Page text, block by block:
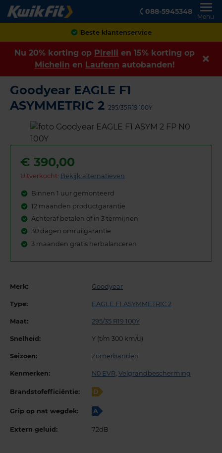
088-5945348
Menu
Achteraf betalen
Nu 20% korting op Pirelli en 15% korting op
Michelin en Laufenn autobanden!
Goodyear EAGLE F1
ASYMMETRIC 2 295/35R19 100Y
€ 390,00
Uitverkocht: Bekijk alternatieven
Binnen 1 uur gemonteerd
12 maanden productgarantie
Achteraf betalen of in 3 termijnen
30 dagen omruilgarantie
3 maanden gratis herbalanceren
Merk: Goodyear
Type: EAGLE F1 ASYMMETRIC 2
Maat: 295/35 R19 100Y
Snelheid: Y (t/m 300 km/u)
Seizoen: Zomerbanden
Kenmerken: N0 EVR, Velgrandbescherming
Brandstofefficiëntie: D
Grip op nat wegdek: A
Extern geluid: 72dB